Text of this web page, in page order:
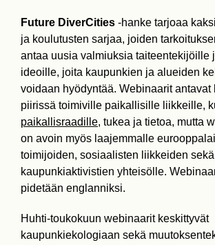
Future DiverCities -hanke tarjoaa
ja koulutusten sarjaa, joiden
antaa uusia valmiuksia taiteentekijöille
ideoille, joita kaupunkien ja alueiden
voidaan hyödyntää. Webinaarit antavat
piirissä toimiville paikallisille liikkeille,
paikallisraadille, tukea ja tietoa, mutta
on avoin myös laajemmalle
toimijoiden, sosiaalisten liikkeiden sekä
kaupunkiaktivistien yhteisölle.
pidetään englanniksi.
Huhti-toukokuun webinaarit keskittyvät
kaupunkiekologiaan sekä